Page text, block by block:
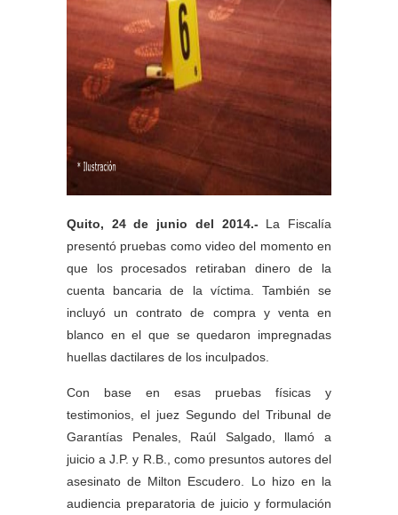
Quito, 24 de junio del 2014.- La Fiscalía
presentó pruebas como video del momento en
que los procesados retiraban dinero de la
cuenta bancaria de la víctima. También se
incluyó un contrato de compra y venta en
blanco en el que se quedaron impregnadas
huellas dactilares de los inculpados.
Con base en esas pruebas físicas y
testimonios, el juez Segundo del Tribunal de
Garantías Penales, Raúl Salgado, llamó a
juicio a J.P. y R.B., como presuntos autores del
asesinato de Milton Escudero. Lo hizo en la
audiencia preparatoria de juicio y formulación